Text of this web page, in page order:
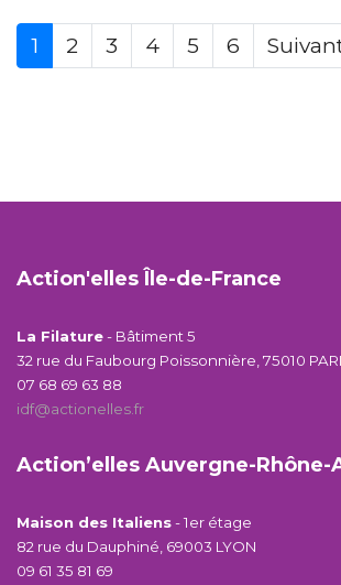
1 2 3 4 5 6
Action'elles Île-de-France
La Filature- Bâtiment 5
32 rue du Faubourg Poissonnière, 75010
07 68 69 63 88
idf@actionelles.fr
Action’elles Auvergne-Rhône-
Maison des Italiens- 1er étage
82 rue du Dauphiné, 69003 LYON
09 61 35 81 69